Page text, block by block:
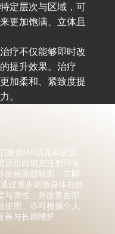
定层次与区域，可
更加饱满、立体且
疗不仅能够即时改
提升效果。治疗
加柔和、紧致度提
。
提供HA填充和胶原
原蛋白填充注射可恢
改善面部轮廓，立即
过逐步刺激身体自然
与弹性，并改善面部
使用，亦可根据个人
善与长期维护